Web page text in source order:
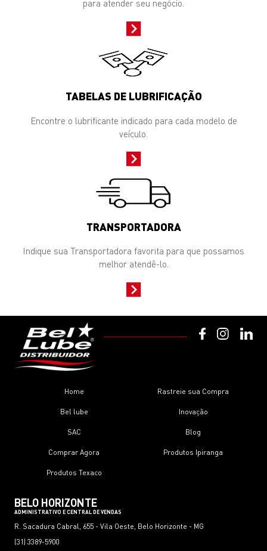
para atender seu negócio.
TABELAS DE LUBRIFICAÇÃO
Encontre o lubrificante indicado para cada modelo de
veículo.
TRANSPORTADORA
Indique sua Transportadora favorita para que possamos
melhor atendê-lo.
Home Rastreie sua Compra
Bel lube Inovação
SAC Blog
Comprar Agora Produtos Ipiranga
Produtos Texaco
BELO HORIZONTE
ADMINISTRATIVO E CENTRAL DE VENDAS
R. Sacadura Cabral, 655 - Vila Oeste, Belo Horizonte - MG
(31) 3389-5900